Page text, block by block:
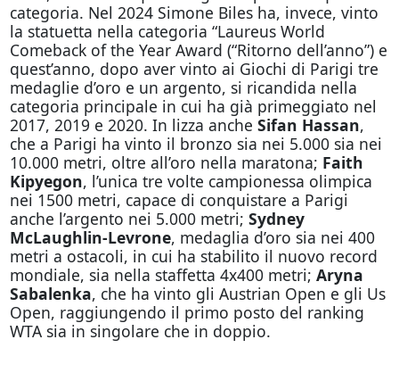
categoria. Nel 2024 Simone Biles ha, invece, vinto
la statuetta nella categoria “Laureus World
Comeback of the Year Award (“Ritorno dell’anno”) e
quest’anno, dopo aver vinto ai Giochi di Parigi tre
medaglie d’oro e un argento, si ricandida nella
categoria principale in cui ha già primeggiato nel
2017, 2019 e 2020. In lizza anche Sifan Hassan,
che a Parigi ha vinto il bronzo sia nei 5.000 sia nei
10.000 metri, oltre all’oro nella maratona; Faith
Kipyegon, l’unica tre volte campionessa olimpica
nei 1500 metri, capace di conquistare a Parigi
anche l’argento nei 5.000 metri; Sydney
McLaughlin-Levrone, medaglia d’oro sia nei 400
metri a ostacoli, in cui ha stabilito il nuovo record
mondiale, sia nella staffetta 4x400 metri; Aryna
Sabalenka, che ha vinto gli Austrian Open e gli Us
Open, raggiungendo il primo posto del ranking
WTA sia in singolare che in doppio.